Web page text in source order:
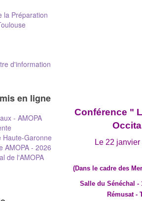
Conférence "
Le 22
(Dans le cadre des
Salle du Sénéchal -
Rémusat -
la Préparation
d'information
en ligne
- AMOPA
Haute-Garonne
AMOPA - 2026
de l'AMOPA